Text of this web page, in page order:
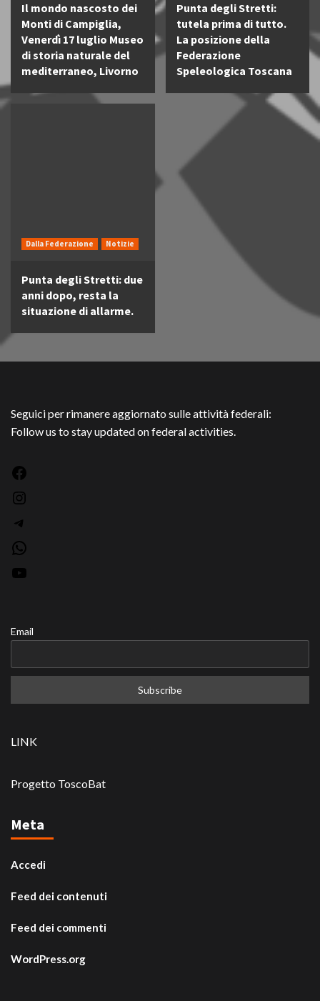
Il mondo nascosto dei
Monti di Campiglia,
Venerdì 17 luglio Museo
di storia naturale del
mediterraneo, Livorno
Punta degli Stretti:
tutela prima di tutto.
La posizione della
Federazione
Speleologica Toscana
Dalla Federazione Notizie
Punta degli Stretti: due
anni dopo, resta la
situazione di allarme.
Seguici per rimanere aggiornato sulle attività federali:
Follow us to stay updated on federal activities.
Email
LINK
Progetto ToscoBat
Meta
Accedi
Feed dei contenuti
Feed dei commenti
WordPress.org